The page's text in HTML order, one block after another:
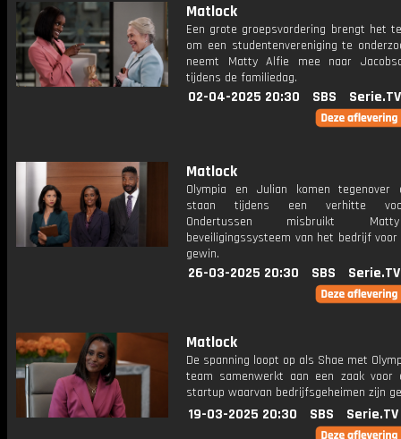
Matlock
Een grote groepsvordering brengt het
om een studentenvereniging te
neemt Matty Alfie mee naar
tijdens de familiedag.
02-04-2025 20:30 SBS Serie.TV
Matlock
Olympia en Julian komen tegenover
staan tijdens een verhitte
Ondertussen misbruikt
beveiligingssysteem van het bedrijf voor
gewin.
26-03-2025 20:30 SBS Serie.TV
Matlock
De spanning loopt op als Shae met
team samenwerkt aan een zaak voor
startup waarvan bedrijfsgeheimen zijn
19-03-2025 20:30 SBS Serie.TV